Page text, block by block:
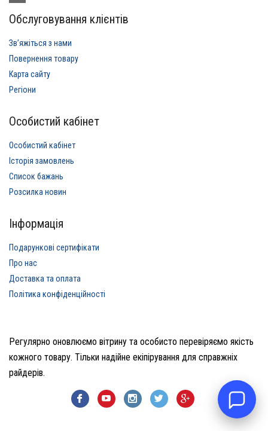
Обслуговування клієнтів
Звʼяжіться з нами
Повернення товару
Карта сайту
Регіони
Особистий кабінет
Особистий кабінет
Історія замовлень
Список бажань
Розсилка новин
Інформація
Подарункові сертифікати
Про нас
Доставка та оплата
Політика конфіденційності
Регулярно оновлюємо вітрину та особисто перевіряємо якість
кожного товару. Тільки надійне екіпірування для справжніх
райдерів.